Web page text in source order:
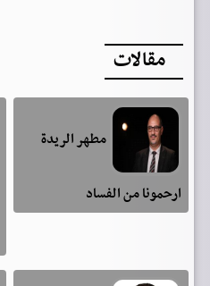
مقالات
مطهر الريدة
ارحمونا من الفساد